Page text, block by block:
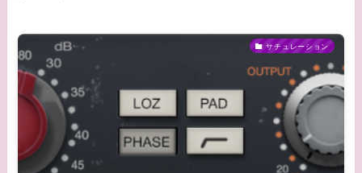
サチュレーション